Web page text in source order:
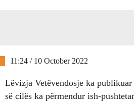
11:24 / 10 October 2022
Lëvizja Vetëvendosje ka
së cilës ka përmendur ish-